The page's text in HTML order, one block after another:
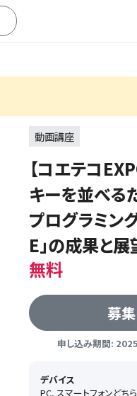
動画講座
【コエテコ
キーを並べる
プログラミン
E」の成果と展
無料
募
申し込み期間:
デバイス
PC, スマートフォンどち